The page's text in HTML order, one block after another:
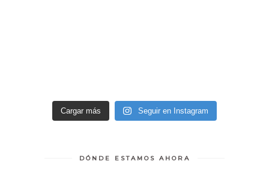
Cargar más Seguir en Instagram
DÓNDE ESTAMOS AHORA